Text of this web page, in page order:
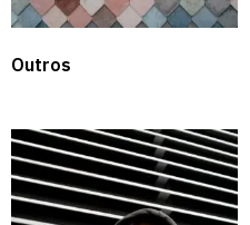
Outros